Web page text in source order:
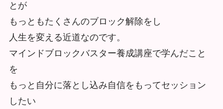
とが
もっともたくさんのブロック解除をし
人生を変える近道なのです。
マインドブロックバスター養成講座で学んだこと
を
もっと自分に落とし込み自信をもってセッション
したい